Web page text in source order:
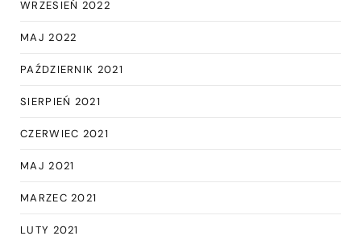
WRZESIEŃ 2022
MAJ 2022
PAŹDZIERNIK 2021
SIERPIEŃ 2021
CZERWIEC 2021
MAJ 2021
MARZEC 2021
LUTY 2021